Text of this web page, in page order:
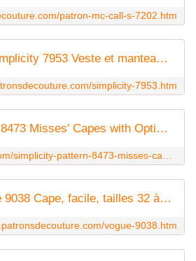
patron-mc-call-s-7202.htm
Simplicity 7953 Simplicity 7953 Veste et manteau pour dames
simplicity-7953.htm
Simplicity Pattern 8473 Misses' Capes with Options for Design Hacking
http://www.simplicity.com/simplicity-pattern-8473-misses-capes-with-options-for-design-hacking/S8473.html
Vogue 9038 Vogue 9038 Cape, facile, tailles 32 à 42 et 44 à 54
vogue-9038.htm